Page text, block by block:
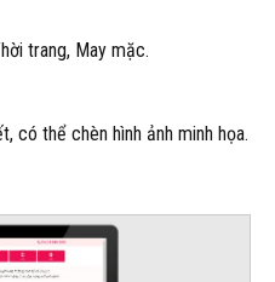
trang, May mặc.
có thể chèn hình ảnh minh họa.